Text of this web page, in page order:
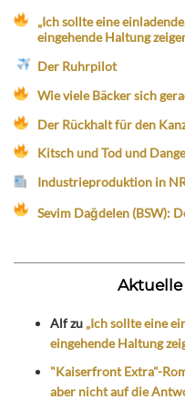
„Ich sollte eine
eingehende Haltung
Der Ruhrpilot
Wie viele Bäcker sich
Der Rückhalt für den
Kitsch und Tod und
Industrieproduktion in
Sevim Dağdelen (BSW):
Alfzu „Ich sollte eine
eingehende Haltung
"Kaiserfront Extra"-
aber nicht auf die